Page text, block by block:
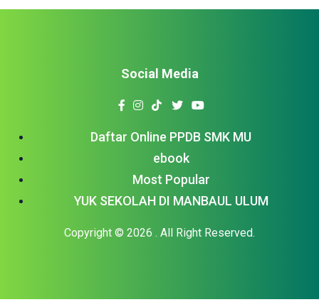
Daftar Online PPDB SMK MU
ebook
Most Popular
YUK SEKOLAH DI MANBAUL ULUM
Copyright © 2026 . All Right Reserved.
Social Media